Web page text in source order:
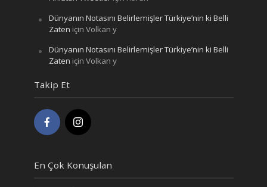
Dünyanın Notasını Belirlemişler Türkiye’nin ki Belli
Zaten için Volkan y
Dünyanın Notasını Belirlemişler Türkiye’nin ki Belli
Zaten için Volkan y
Takip Et
En Çok Konuşulan